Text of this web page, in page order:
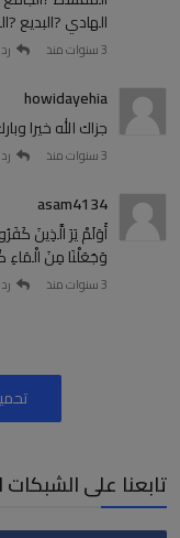
الهادي ?البديع
3 سنوات منذ رد
howidayehia
جزاك الله خيرا
3 سنوات منذ رد
asam4134
أَوَلَمْ يَرَ الَّذِينَ
وَجَعَلْنَا مِنَ
3 سنوات منذ رد
تابعنا على الشبكات